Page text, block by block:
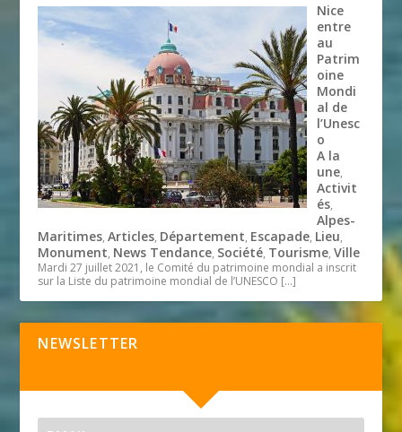
Nice
entre
au
Patrim
oine
Mondi
al de
l’Unesc
o
A la
une,
Activit
és,
Alpes-
Maritimes,Articles, Département, Escapade, Lieu,
Monument, News Tendance, Société, Tourisme,Ville
Mardi 27 juillet 2021, le Comité du patrimoine mondial a inscrit
sur la Liste du patrimoine mondial de l’UNESCO […]
NEWSLETTER